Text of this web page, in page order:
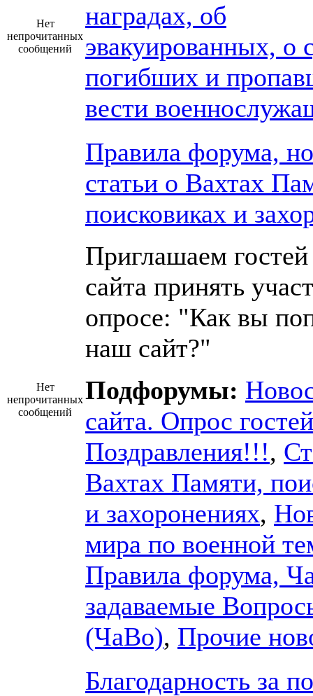
Нет
непрочитанных
сообщений
наградах, об
эвакуированных, о
погибших и
вести
Нет
непрочитанных
сообщений
Правила форума,
статьи о Вахтах
поисковиках и
Приглашаем
сайта принять
опросе: "Как вы
наш сайт?"
Подфорумы:
сайта. Опрос
Поздравления!!!,
Вахтах Памяти,
и захоронениях,
мира по военной
Правила форума,
задаваемые
(ЧаВо), Прочие
Благодарность за